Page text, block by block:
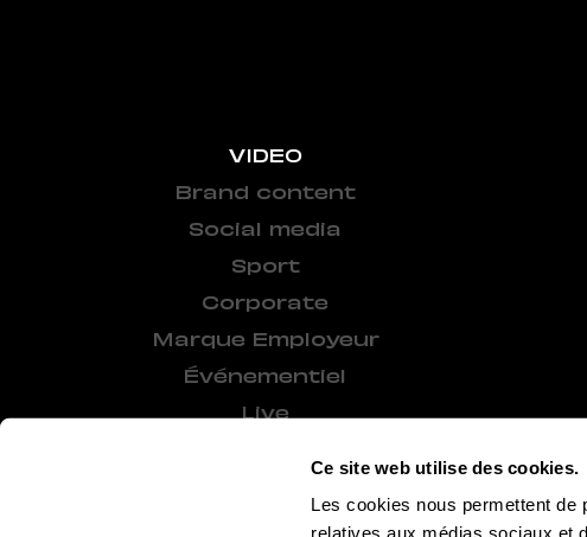
Ce site web utilise des cookies.
Les cookies nous permettent de
relatives aux médias sociaux et
VIDEO
Brand content
Social media
Sport
Corporate
Marque Employeur
Événementiel
Live